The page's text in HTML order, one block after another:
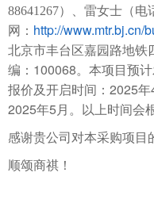
88641267）、 雷女士（电
网： http://www.mtr.bj.cn/
北京市丰台区嘉园路地铁
编： 100068。本项目预计
报价及开启时间： 2025年
2025年5 月。 以上时间会
感谢贵公司对本采购项目
顺颂商祺！